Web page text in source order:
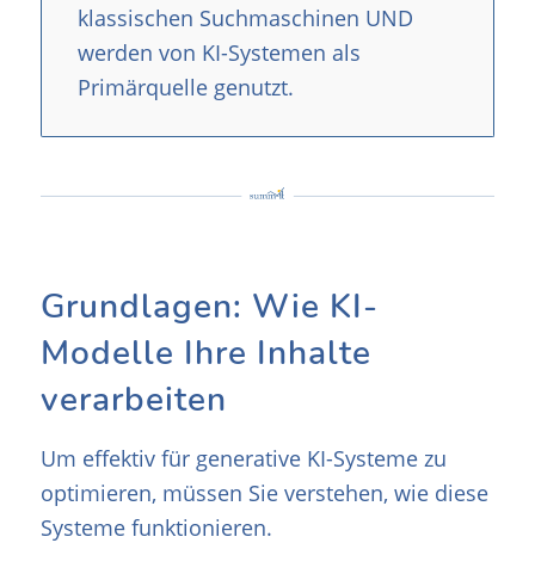
klassischen Suchmaschinen UND
werden von KI-Systemen als
Primärquelle genutzt.
Grundlagen: Wie KI-
Modelle Ihre Inhalte
verarbeiten
Um effektiv für generative KI-Systeme zu
optimieren, müssen Sie verstehen, wie diese
Systeme funktionieren.